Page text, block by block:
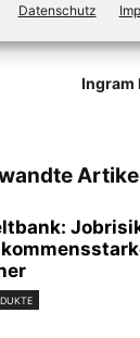
Datenschutz
Ingram